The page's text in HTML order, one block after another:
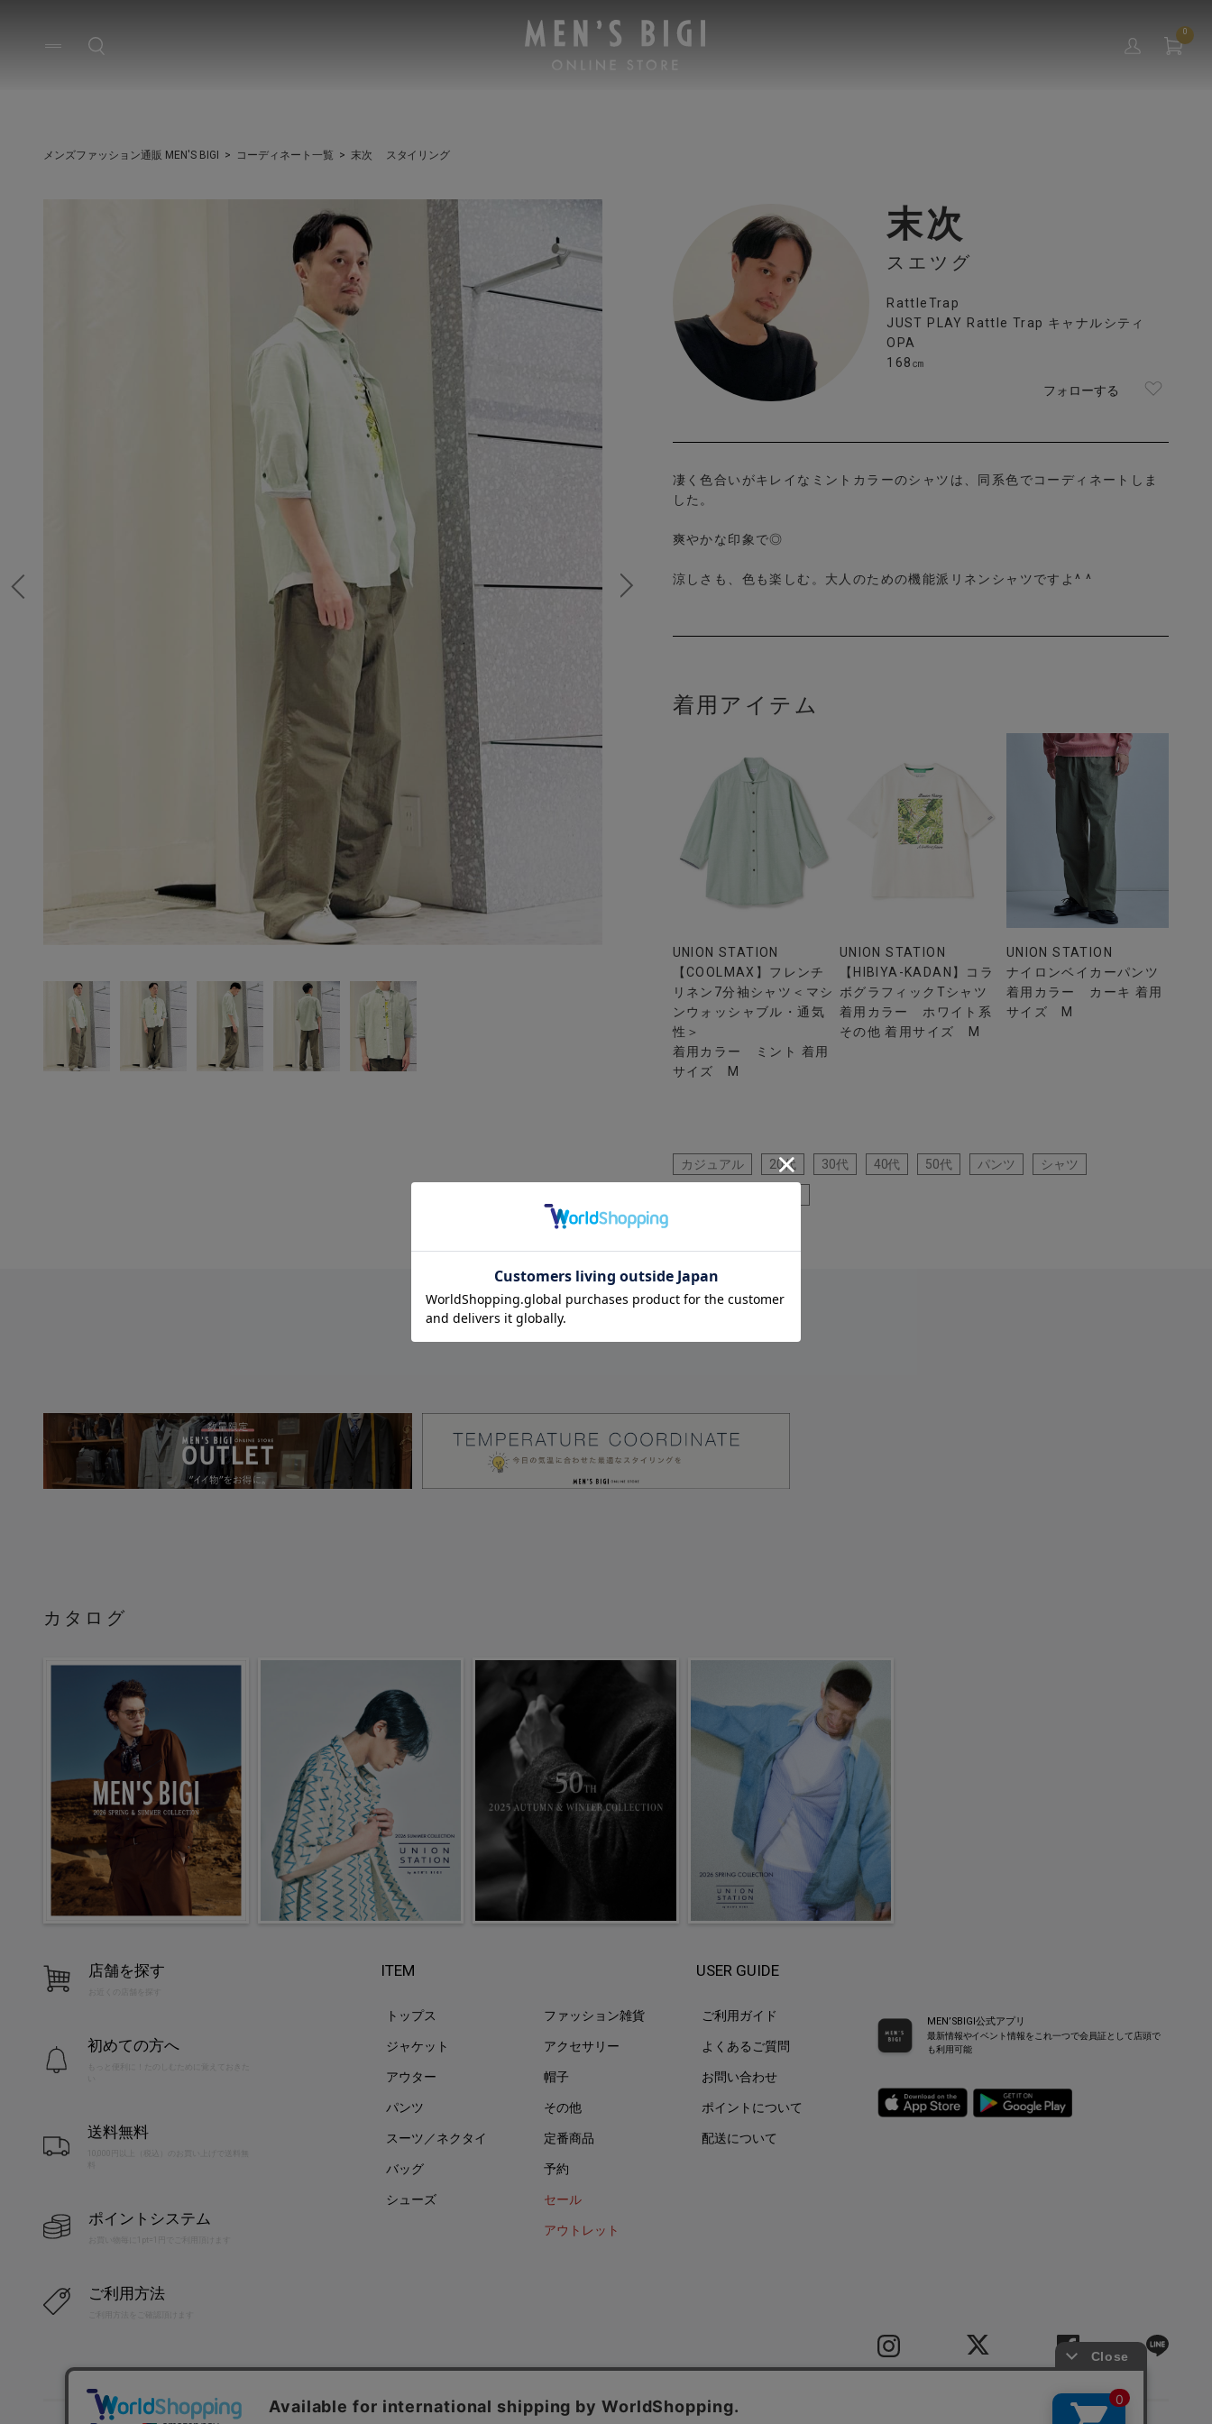
0
メンズファッション通販 MEN'S BIGI コーディネート一覧 末次 スタイリング
末次
スエツグ
RattleTrap
JUST PLAY Rattle Trap キャナルシティ
OPA
168㎝
フォローする
凄く色合いがキレイなミントカラーのシャツは、同系色でコーディネートしま
した。
爽やかな印象で◎
涼しさも、色も楽しむ。大人のための機能派リネンシャツですよ^ ^
着用アイテム
UNION STATION
【COOLMAX】フレンチ
リネン7分袖シャツ＜マシ
ンウォッシャブル・通気
性＞
着用カラー ミント 着用
サイズ M
UNION STATION
【HIBIYA-KADAN】コラ
ボグラフィックTシャツ
着用カラー ホワイト系
その他 着用サイズ M
UNION STATION
ナイロンベイカーパンツ
着用カラー カーキ 着用
サイズ M
カジュアル 20代 30代 40代 50代 パンツ シャツ
カタログ
店舗を探す
お近くの店舗を探す
初めての方へ
送料無料
10,000円以上（税込）のお買い上げで送料無
ポイントシステム
お買い物毎に1pt=1円でご利用頂けます
ご利用方法
ITEM
トップス
ジャケット
アウター
パンツ
スーツ／ネクタイ
バッグ
シューズ
ファッション雑貨
アクセサリー
帽子
その他
定番商品
予約
セール
アウトレット
USER GUIDE
ご利用ガイド
よくあるご質問
お問い合わせ
ポイントについて
配送について
MEN’SBIGI公式アプリ
最新情報やイベント情報をこれ一つで会員証として店頭で
も利用可能